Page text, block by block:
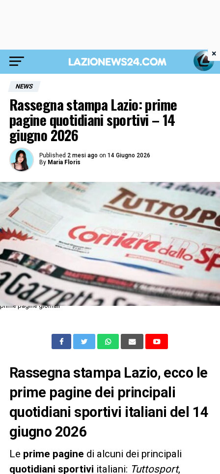
NEWS
Rassegna stampa Lazio: prime
pagine quotidiani sportivi – 14
giugno 2026
Published 2 mesi ago on 14 Giugno 2026
By Maria Floris
prime pagine giornali
Rassegna stampa Lazio, ecco le
prime pagine dei principali
quotidiani sportivi italiani del 14
giugno 2026
Le prime pagine di alcuni dei principali
quotidiani sportivi italiani: Tuttosport,
×